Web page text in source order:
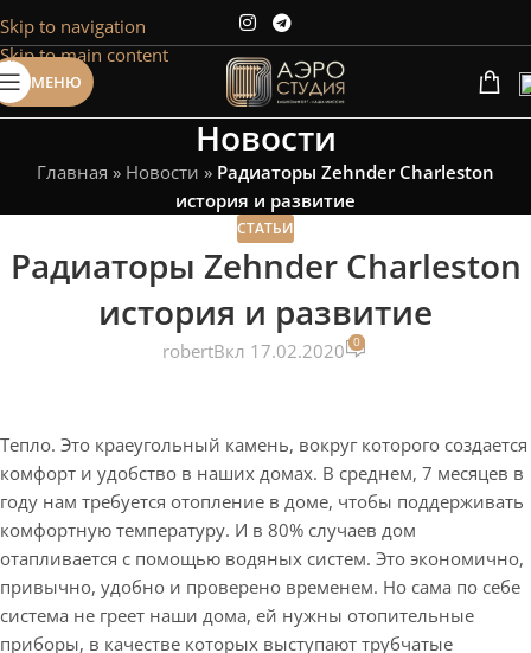
Skip to navigation
Skip to main content
Сэкономим Ваше время на подбор
радиаторов!
Рассчитаем мощность | Предложим от 3х вариантов | В
наличии и под заказ
Скидки от 5%
МЕНЮ
Новости
Главная » Новости » Радиаторы Zehnder Charleston
история и развитие
СТАТЬИ
Радиаторы Zehnder Charleston
история и развитие
robertВкл 17.02.2020 0
Тепло. Это краеугольный камень, вокруг которого создается
комфорт и удобство в наших домах. В среднем, 7 месяцев в
году нам требуется отопление в доме, чтобы поддерживать
комфортную температуру. И в 80% случаев дом
отапливается с помощью водяных систем. Это экономично,
привычно, удобно и проверено временем. Но сама по себе
система не греет наши дома, ей нужны отопительные
приборы, в качестве которых выступают трубчатые